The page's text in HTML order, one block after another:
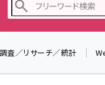
調査／リサーチ／統計